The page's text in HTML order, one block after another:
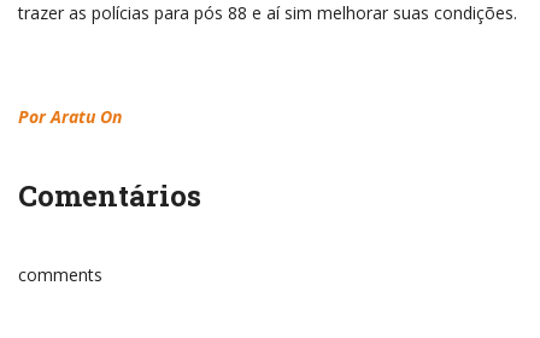
trazer as polícias para pós 88 e aí sim melhorar suas condições.
Por Aratu On
Comentários
comments